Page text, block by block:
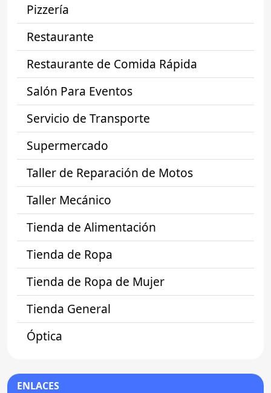
Pizzería
Restaurante
Restaurante de Comida Rápida
Salón Para Eventos
Servicio de Transporte
Supermercado
Taller de Reparación de Motos
Taller Mecánico
Tienda de Alimentación
Tienda de Ropa
Tienda de Ropa de Mujer
Tienda General
Óptica
ENLACES